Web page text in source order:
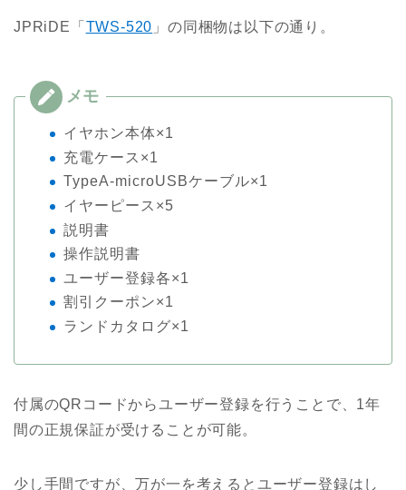
JPRiDE「 TWS-520 」の同梱物は以下の通り。
イヤホン本体×1
充電ケース×1
TypeA-microUSBケーブル×1
イヤーピース×5
説明書
操作説明書
ユーザー登録各×1
割引クーポン×1
ランドカタログ×1
付属のQRコードからユーザー登録を行うことで、1年
間の正規保証が受けることが可能。
少し手間ですが、万が一を考えるとユーザー登録はし